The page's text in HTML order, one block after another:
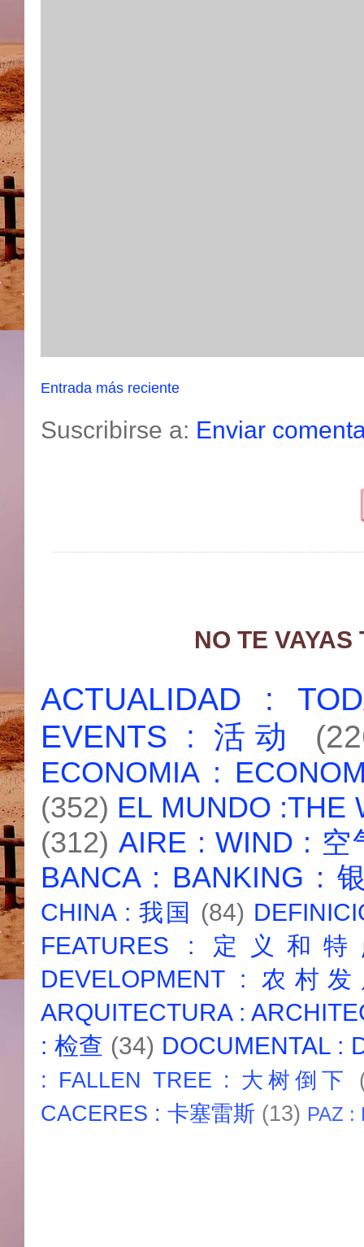
Entrada más reciente
Suscribirse a: Enviar
NO TE
ACTUALIDAD :
EVENTS : 活动
ECONOMIA :
(352) EL MUNDO :THE
(312) AIRE : WIND : 空
BANCA : BANKING :
CHINA : 我国 (84)
FEATURES : 定义和
DEVELOPMENT : 农村
ARQUITECTURA :
: 检查 (34) DOCUMENTAL :
: FALLEN TREE : 大树倒下
CACERES : 卡塞雷斯 (13) PAZ :